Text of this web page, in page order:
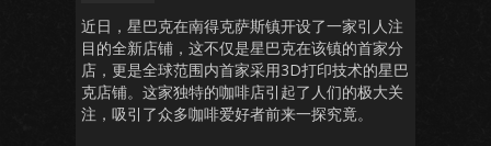
近日，星巴克在南得克萨斯镇开设了一家引人注
目的全新店铺，这不仅是星巴克在该镇的首家分
店，更是全球范围内首家采用3D打印技术的星巴
克店铺。这家独特的咖啡店引起了人们的极大关
注，吸引了众多咖啡爱好者前来一探究竟。